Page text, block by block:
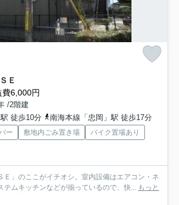
Ｅ
費6,000円
/2階建
徒歩10分
南海本線「忠岡」駅 徒歩17分
ー 敷地内ごみ置き場
バイク置場あり
Ｅ」のここがイチオシ。室内設備はエアコン・ネ
テムキッチンなどが揃っているので、快...
もっと